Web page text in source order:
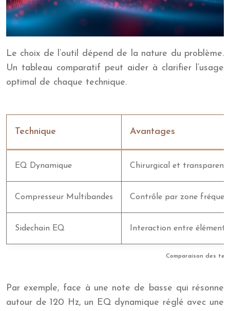
Le choix de l’outil dépend de la nature du problème.
Un tableau comparatif peut aider à clarifier l’usage
optimal de chaque technique.
Comparaison des
Technique Avantages
EQ Dynamique Chirurgical et transparent
Compresseur Multibandes Contrôle par zone
Sidechain EQ Interaction entre éléments
Par exemple, face à une note de basse qui résonne
autour de 120 Hz, un EQ dynamique réglé avec une